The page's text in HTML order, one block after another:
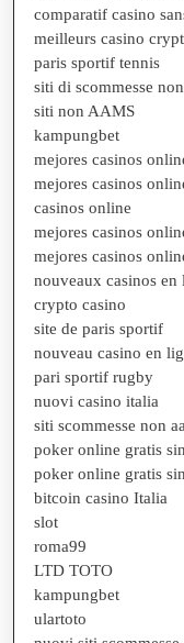
comparatif casino
meilleurs casino
paris sportif tennis
siti di scommesse
siti non AAMS
kampungbet
mejores casinos
mejores casinos
casinos online
mejores casinos
mejores casinos
nouveaux casinos en
crypto casino
site de paris sportif
nouveau casino en
pari sportif rugby
nuovi casino italia
siti scommesse non
poker online gratis
poker online gratis
bitcoin casino Italia
slot
roma99
LTD TOTO
kampungbet
ulartoto